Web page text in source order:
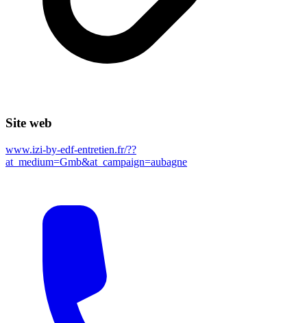
Site web
www.izi-by-edf-entretien.fr/??
at_medium=Gmb&at_campaign=aubagne